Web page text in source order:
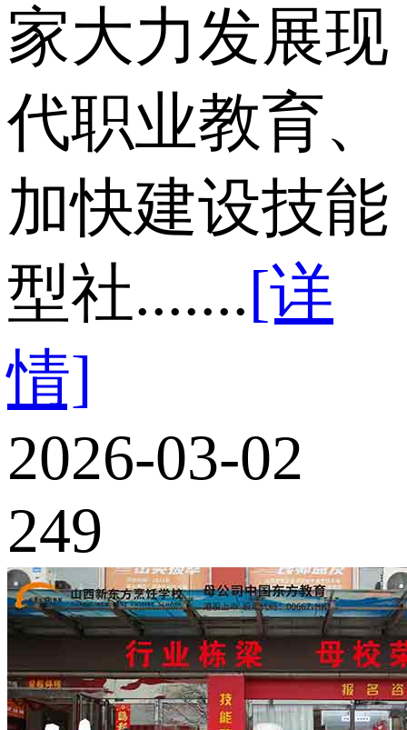
家大力发展现
代职业教育、
加快建设技能
型社.......[详
情]
2026-03-02
249